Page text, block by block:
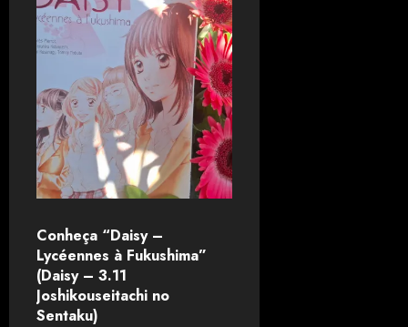
Conheça “Daisy –
Lycéennes à Fukushima”
(Daisy – 3.11
Joshikouseitachi no
Sentaku)